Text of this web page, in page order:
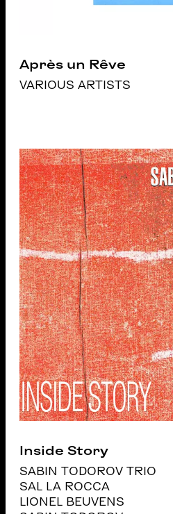
Après un Rêve
VARIOUS ARTISTS
Inside Story
SABIN TODOROV TRIO
SAL LA ROCCA
LIONEL BEUVENS